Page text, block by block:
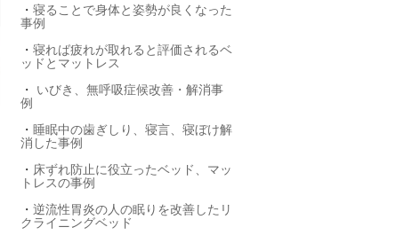
・ 寝ることで身体と姿勢が良くなった
事例
・ 寝れば疲れが取れると評価されるベ
ッドとマットレス
・
いびき、無呼吸症候改善・解消事
例
・ 睡眠中の歯ぎしり、寝言、寝ぼけ解
消した事例
・ 床ずれ防止に役立ったベッド、マッ
トレスの事例
・ 逆流性胃炎の人の眠りを改善したリ
クライニングベッド